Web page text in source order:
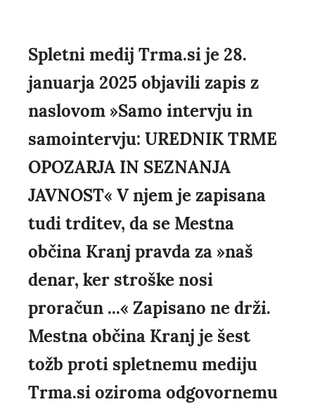
Spletni medij Trma.si je 28.
januarja 2025 objavili zapis z
naslovom »Samo intervju in
samointervju: UREDNIK TRME
OPOZARJA IN SEZNANJA
JAVNOST« V njem je zapisana
tudi trditev, da se Mestna
občina Kranj pravda za »naš
denar, ker stroške nosi
proračun ...« Zapisano ne drži.
Mestna občina Kranj je šest
tožb proti spletnemu mediju
Trma.si oziroma odgovornemu